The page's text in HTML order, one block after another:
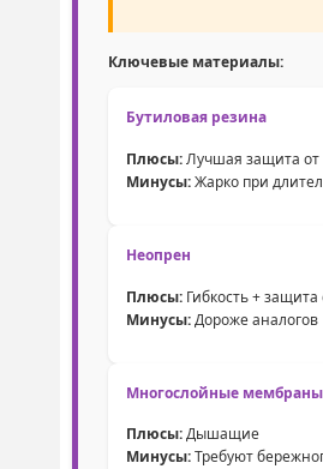
Ключевые материалы:
Бутиловая резина
Плюсы:Лучшая защита от
Минусы:Жарко при
Неопрен
Плюсы: Гибкость + защита
Минусы:Дороже аналогов
Многослойные мембраны
Плюсы:Дышащие
Минусы:Требуют